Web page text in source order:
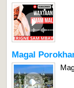
Magal